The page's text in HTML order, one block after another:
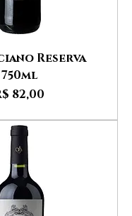
Reserva
750ml
82,00